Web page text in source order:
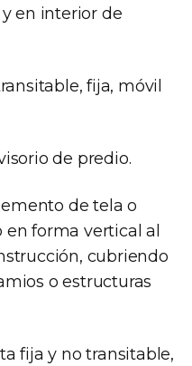
en interior de
fija, móvil
de predio.
de tela o
forma vertical al
cubriendo
o estructuras
fija y no transitable,